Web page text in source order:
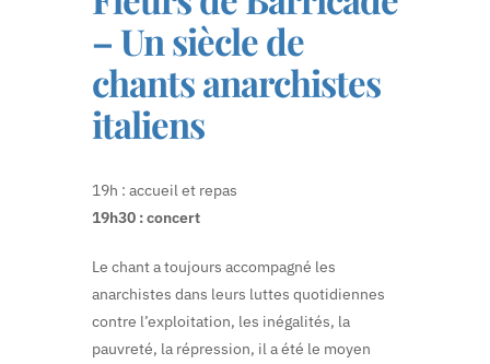
– Un siècle de
chants anarchistes
italiens
19h : accueil et repas
19h30 : concert
Le chant a toujours accompagné les
anarchistes dans leurs luttes quotidiennes
contre l’exploitation, les inégalités, la
pauvreté, la répression, il a été le moyen